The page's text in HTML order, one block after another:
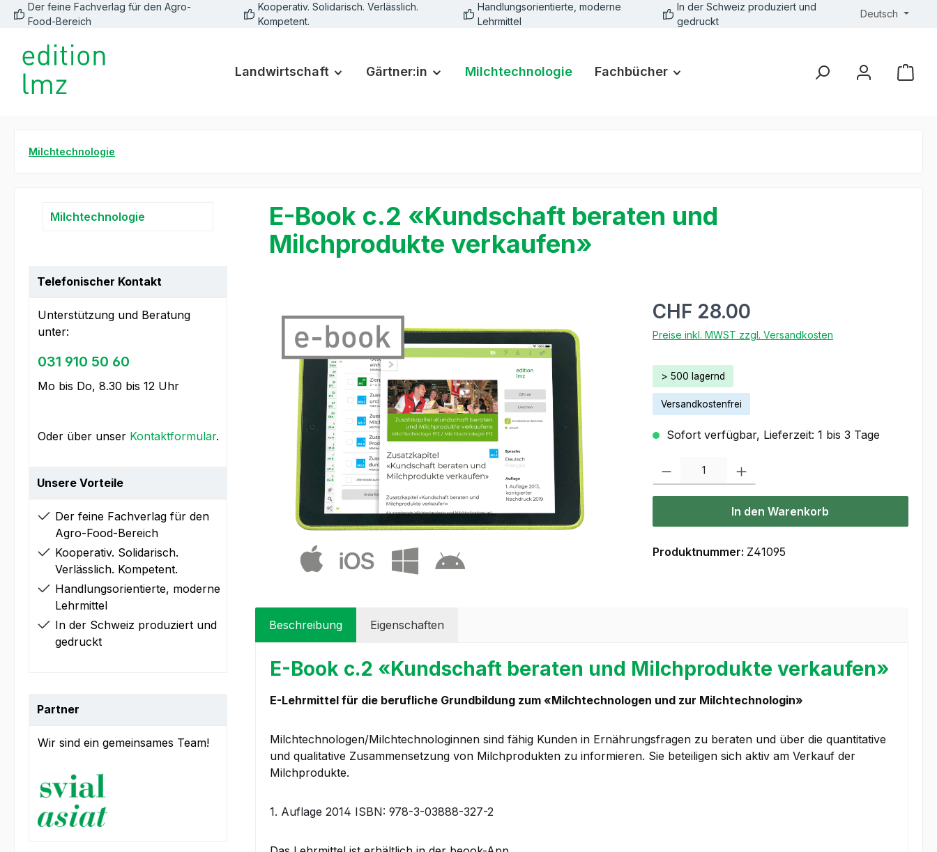
Zur Hauptnavigation springen
Der feine Fachverlag für den Agro-
Food-Bereich
Kooperativ. Solidarisch. Verlässlich.
Kompetent.
Handlungsorientierte, moderne
Lehrmittel
In der Schweiz produziert und
gedruckt
Deutsch
Landwirtschaft Gärtner:in Milchtechnologie Fachbücher
Milchtechnologie
Milchtechnologie
Telefonischer Kontakt
Unterstützung und Beratung
unter:
031 910 50 60
Mo bis Do, 8.30 bis 12 Uhr
Oder über unser Kontaktformular.
Unsere Vorteile
Der feine Fachverlag für den
Agro-Food-Bereich
Kooperativ. Solidarisch.
Verlässlich. Kompetent.
Handlungsorientierte, moderne
Lehrmittel
In der Schweiz produziert und
gedruckt
Partner
Wir sind ein gemeinsames Team!
E-Book c.2 «Kundschaft beraten und
Milchprodukte verkaufen»
CHF 28.00
Preise inkl. MWST zzgl. Versandkosten
> 500 lagernd
Versandkostenfrei
Sofort verfügbar, Lieferzeit: 1 bis 3 Tage
In den Warenkorb
Produktnummer: Z41095
Beschreibung Eigenschaften
E-Book c.2 «Kundschaft beraten und Milchprodukte verkaufen»
E-Lehrmittel für die berufliche Grundbildung zum «Milchtechnologen und zur Milchtechnologin»
Milchtechnologen/Milchtechnologinnen sind fähig Kunden in Ernährungsfragen zu beraten und über die quantitative
und qualitative Zusammensetzung von Milchprodukten zu informieren. Sie beteiligen sich aktiv am Verkauf der
Milchprodukte.
1. Auflage 2014 ISBN: 978-3-03888-327-2